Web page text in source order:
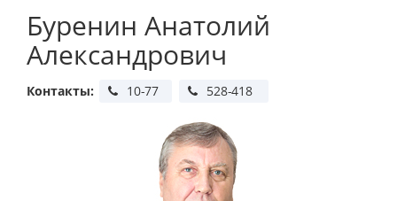
Буренин Анатолий
Александрович
Контакты: